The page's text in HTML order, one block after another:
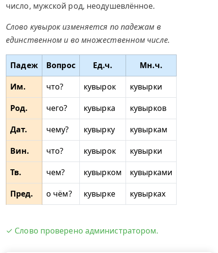
число, мужской род, неодушевлённое.
Слово кувырок изменяется по падежам в
единственном и во множественном числе.
Падеж Вопрос Ед.ч.
Мн.ч.
Им.
что? кувырок
кувырки
Род.
чего? кувырка
кувырков
Дат.
чему? кувырку
кувыркам
Вин.
что? кувырок
кувырки
Тв.
чем? кувырком
кувырками
Пред.
о чём? кувырке кувырках
✓ Слово проверено администратором.